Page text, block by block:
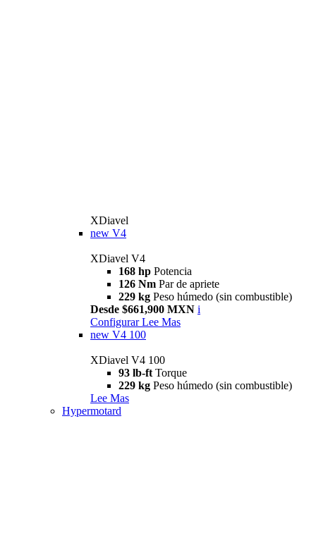
XDiavel
new V4
XDiavel V4
168 hp Potencia
126 Nm Par de apriete
229 kg Peso húmedo (sin combustible)
Desde $661,900 MXN i
Configurar Lee Mas
new V4 100
XDiavel V4 100
93 lb-ft Torque
229 kg Peso húmedo (sin combustible)
Lee Mas
Hypermotard